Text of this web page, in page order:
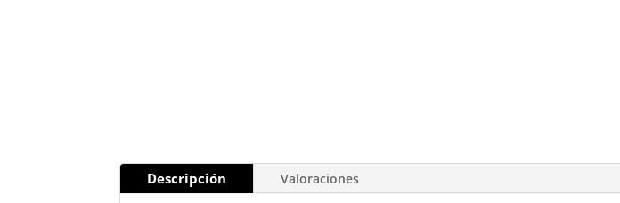
Descripción Valoraciones